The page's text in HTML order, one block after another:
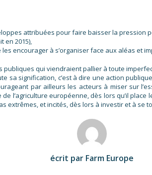
attribuées pour faire baisser la pression
en 2015),
encourager à s’organiser face aux aléas et
qui viendraient pallier à toute
sa signification, c’est à dire une action
par ailleurs les acteurs à miser sur
l’agriculture européenne, dès lors qu’il
et incités, dès lors à investir et à se
écrit par Farm Europe